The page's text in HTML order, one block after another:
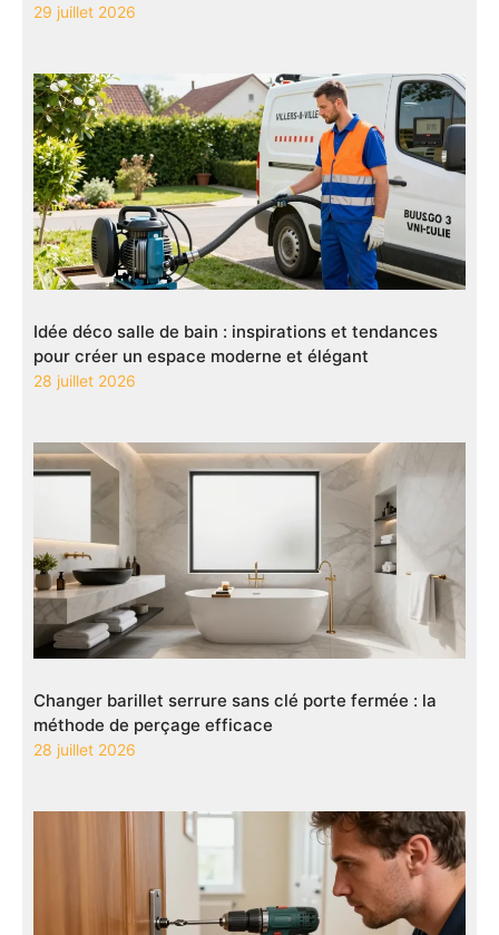
29 juillet 2026
Idée déco salle de bain : inspirations et tendances
pour créer un espace moderne et élégant
28 juillet 2026
Changer barillet serrure sans clé porte fermée : la
méthode de perçage efficace
28 juillet 2026